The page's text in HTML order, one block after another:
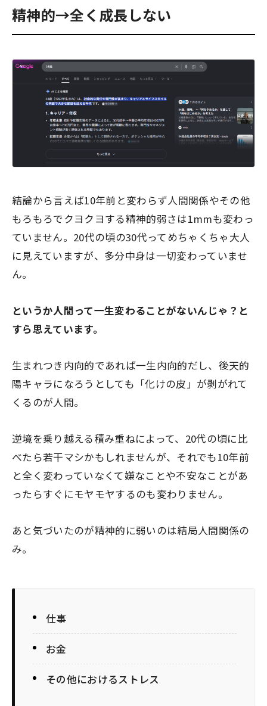
精神的→全く成長しない
結論から言えば10年前と変わらず人間関係やその他
もろもろでクヨクヨする精神的弱さは1mmも変わっ
ていません。20代の頃の30代ってめちゃくちゃ大人
に見えていますが、多分中身は一切変わっていませ
ん。
というか人間って一生変わることがないんじゃ？と
すら思えています。
生まれつき内向的であれば一生内向的だし、後天的
陽キャラになろうとしても「化けの皮」が剥がれて
くるのが人間。
逆境を乗り越える積み重ねによって、20代の頃に比
べたら若干マシかもしれませんが、それでも10年前
と全く変わっていなくて嫌なことや不安なことがあ
ったらすぐにモヤモヤするのも変わりません。
あと気づいたのが精神的に弱いのは結局人間関係の
み。
仕事
お金
その他におけるストレス